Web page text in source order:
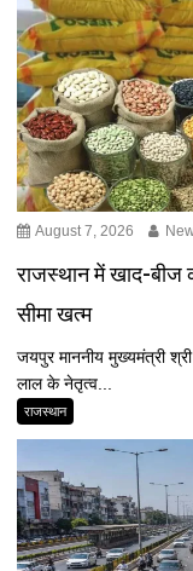
August 7, 2026
राजस्थान में खाद-बीज
सीमा खत्म
जयपुर माननीय मुख्यमंत्री श्री
लाल के नेतृत्व...
राजस्थान